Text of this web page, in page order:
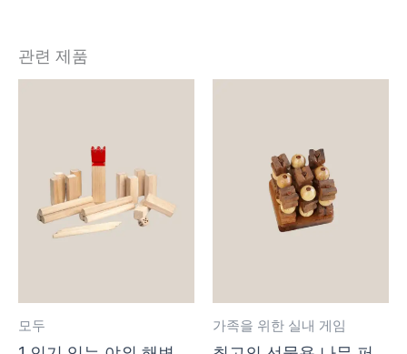
관련 제품
모두 가족을 위한 실내 게임